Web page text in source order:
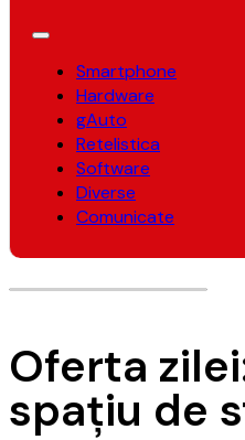
Smartphone
Hardware
gAuto
Retelistica
Software
Diverse
Comunicate
Oferta
spaţiu de